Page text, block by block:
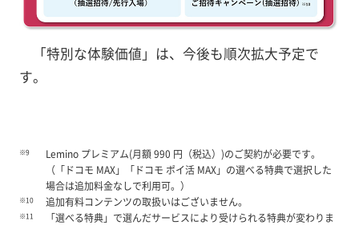
「特別な体験価値」は、今後も順次拡大予定で
す。
※9
Lemino プレミアム(月額 990 円（税込）)のご契約が必要です。
（「ドコモ MAX」「ドコモ ポイ活 MAX」の選べる特典で選択した
場合は追加料金なしで利用可。）
※10 追加有料コンテンツの取扱いはございません。
※11
「選べる特典」で選んだサービスにより受けられる特典が変わりま